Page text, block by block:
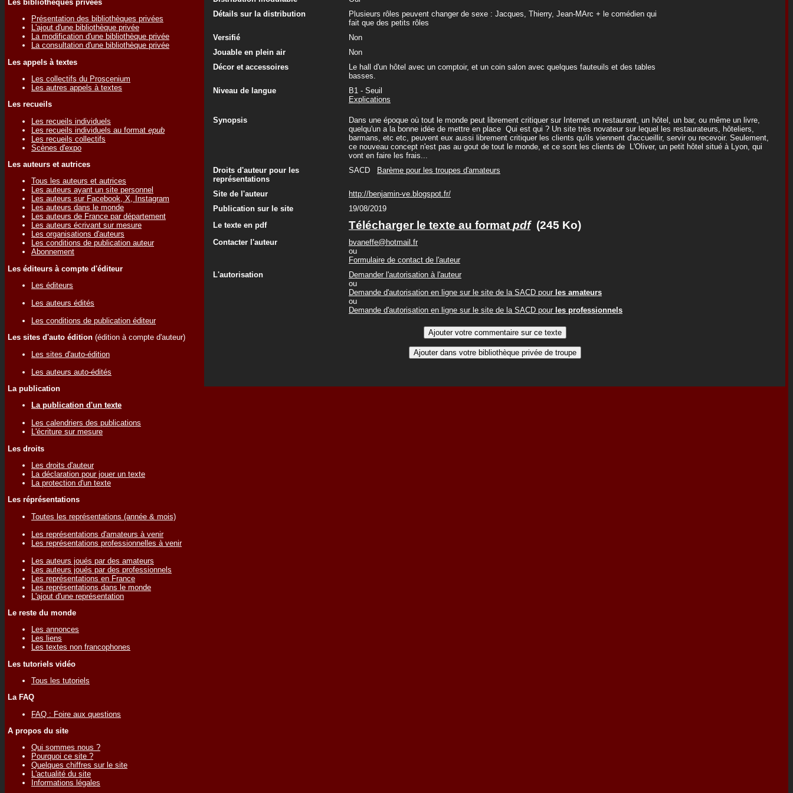
Les bibliothèques privées
Présentation des bibliothèques privées
L'ajout d'une bibliothèque privée
La modification d'une bibliothèque privée
La consultation d'une bibliothèque privée
Les appels à textes
Les collectifs du Proscenium
Les autres appels à textes
Les recueils
Les recueils individuels
Les recueils individuels au format epub
Les recueils collectifs
Scènes d'expo
Les auteurs et autrices
Tous les auteurs et autrices
Les auteurs ayant un site personnel
Les auteurs sur Facebook, X, Instagram
Les auteurs dans le monde
Les auteurs de France par département
Les auteurs écrivant sur mesure
Les organisations d'auteurs
Les conditions de publication auteur
Abonnement
Les éditeurs à compte d'éditeur
Les éditeurs
Les auteurs édités
Les conditions de publication éditeur
Les sites d'auto édition (édition à compte d'auteur)
Les sites d'auto-édition
Les auteurs auto-édités
La publication
La publication d'un texte
Les calendriers des publications
L'écriture sur mesure
Les droits
Les droits d'auteur
La déclaration pour jouer un texte
La protection d'un texte
Les réprésentations
Toutes les représentations (année & mois)
Les représentations d'amateurs à venir
Les représentations professionnelles à venir
Les auteurs joués par des amateurs
Les auteurs joués par des professionnels
Les représentations en France
Les représentations dans le monde
L'ajout d'une représentation
Le reste du monde
Les annonces
Les liens
Les textes non francophones
Les tutoriels vidéo
Tous les tutoriels
La FAQ
FAQ : Foire aux questions
A propos du site
Qui sommes nous ?
Pourquoi ce site ?
Quelques chiffres sur le site
L'actualité du site
Informations légales
Détails sur la distribution
Plusieurs rôles peuvent changer de sexe : Jacques, Thierry, Jean-MArc + le comédien qui
fait que des petits rôles
Versifié
Non
Jouable en plein air
Non
Décor et accessoires
Le hall d'un hôtel avec un comptoir, et un coin salon avec quelques fauteuils et des tables
basses.
Niveau de langue
B1 - Seuil
Explications
Synopsis
Dans une époque où tout le monde peut librement critiquer sur Internet un restaurant, un hôtel, un bar, ou même un livre,
quelqu'un a la bonne idée de mettre en place Qui est qui ? Un site très novateur sur lequel les restaurateurs, hôteliers,
barmans, etc etc, peuvent eux aussi librement critiquer les clients qu'ils viennent d'accueillir, servir ou recevoir. Seulement,
ce nouveau concept n'est pas au gout de tout le monde, et ce sont les clients de L'Oliver, un petit hôtel situé à Lyon, qui
vont en faire les frais...
Droits d'auteur pour les
représentations
SACD Barème pour les troupes d'amateurs
Site de l'auteur
http://benjamin-ve.blogspot.fr/
Publication sur le site
19/08/2019
Le texte en pdf
Télécharger le texte au format pdf(245 Ko)
Contacter l'auteur
bvaneffe@hotmail.fr
ou
Formulaire de contact de l'auteur
L'autorisation
Demander l'autorisation à l'auteur
ou
Demande d'autorisation en ligne sur le site de la SACD pour les amateurs
ou
Demande d'autorisation en ligne sur le site de la SACD pour les professionnels